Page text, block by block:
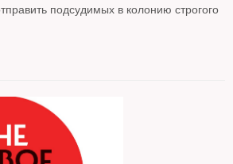
подсудимых в колонию строгого